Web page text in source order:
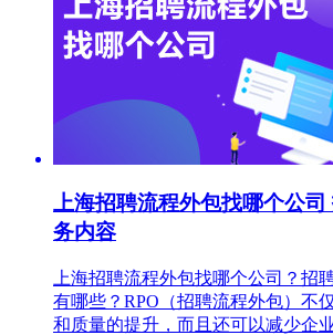
上海招聘流程外包找哪个公
务内容
上海招聘流程外包找哪个公司？招
有哪些？RPO（招聘流程外包）不
和质量的提升，而且还可以减少企